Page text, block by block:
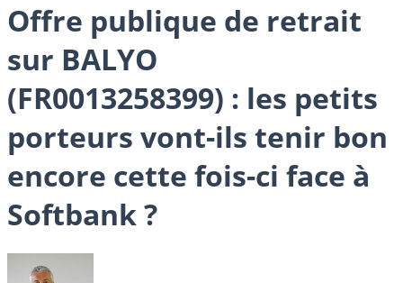
Offre publique de retrait
sur BALYO
(FR0013258399) : les petits
porteurs vont-ils tenir bon
encore cette fois-ci face à
Softbank ?